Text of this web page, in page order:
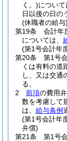
く。)につい
日以後の日の
(休職者の給与)
第19条
会計年
については、
(第1号会計年
第20条
第1号
くは有料の道
し、又は交通
る。
2
前項の費用
数を考慮して
は、 給与条例
(第1号会計年
弁償)
第21条
第1号